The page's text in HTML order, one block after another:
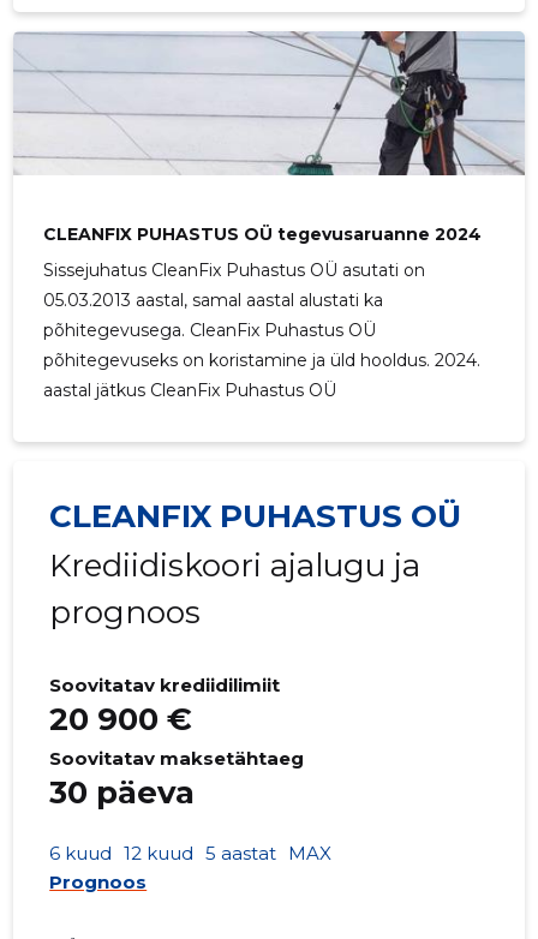
CLEANFIX PUHASTUS OÜ tegevusaruanne 2024
Sissejuhatus CleanFix Puhastus OÜ asutati on
05.03.2013 aastal, samal aastal alustati ka
põhitegevusega. CleanFix Puhastus OÜ
põhitegevuseks on koristamine ja üld hooldus. 2024.
aastal jätkus CleanFix Puhastus OÜ
CLEANFIX PUHASTUS OÜ
Krediidiskoori ajalugu ja
prognoos
Soovitatav krediidilimiit
20 900 €
Soovitatav maksetähtaeg
30 päeva
6 kuud 12 kuud 5 aastat MAX
Prognoos